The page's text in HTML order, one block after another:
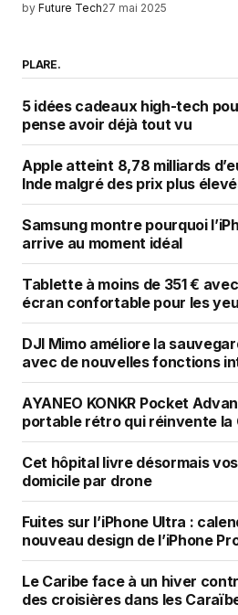
by Future Tech27 mai 2025
PLARE.
5 idées cadeaux high-tech
pense avoir déjà tout vu
Apple atteint 8,78 milliards
Inde malgré des prix plus
Samsung montre pourquoi
arrive au moment idéal
Tablette à moins de 351 €
écran confortable pour les
DJI Mimo améliore la
avec de nouvelles fonctions
AYANEO KONKR Pocket
portable rétro qui réinvente la
Cet hôpital livre désormais
domicile par drone
Fuites sur l’iPhone Ultra :
nouveau design de l’iPhone
Le Caribe face à un hiver
des croisières dans les